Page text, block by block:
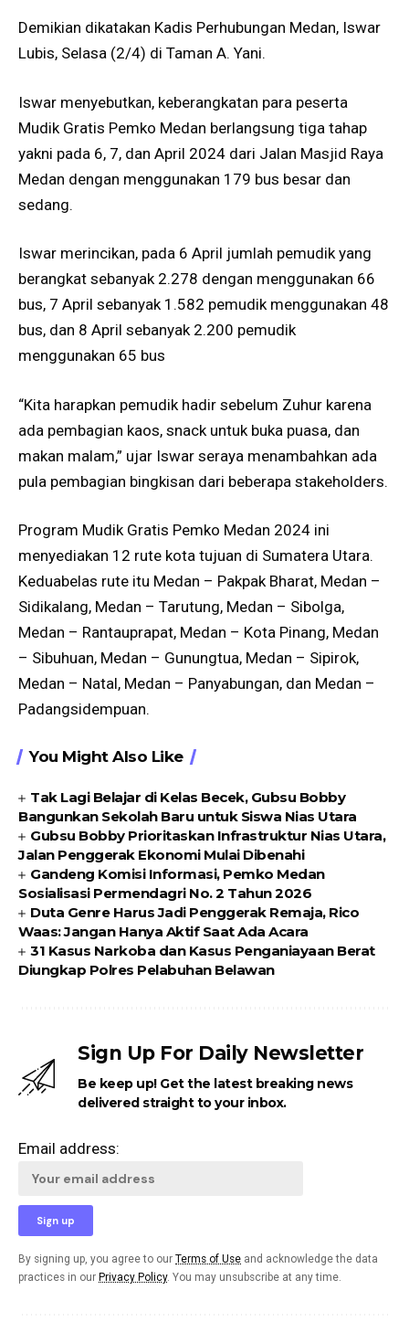
Demikian dikatakan Kadis Perhubungan Medan, Iswar
Lubis, Selasa (2/4) di Taman A. Yani.
Iswar menyebutkan, keberangkatan para peserta
Mudik Gratis Pemko Medan berlangsung tiga tahap
yakni pada 6, 7, dan April 2024 dari Jalan Masjid Raya
Medan dengan menggunakan 179 bus besar dan
sedang.
Iswar merincikan, pada 6 April jumlah pemudik yang
berangkat sebanyak 2.278 dengan menggunakan 66
bus, 7 April sebanyak 1.582 pemudik menggunakan 48
bus, dan 8 April sebanyak 2.200 pemudik
menggunakan 65 bus
“Kita harapkan pemudik hadir sebelum Zuhur karena
ada pembagian kaos, snack untuk buka puasa, dan
makan malam,” ujar Iswar seraya menambahkan ada
pula pembagian bingkisan dari beberapa stakeholders.
Program Mudik Gratis Pemko Medan 2024 ini
menyediakan 12 rute kota tujuan di Sumatera Utara.
Keduabelas rute itu Medan – Pakpak Bharat, Medan –
Sidikalang, Medan – Tarutung, Medan – Sibolga,
Medan – Rantauprapat, Medan – Kota Pinang, Medan
– Sibuhuan, Medan – Gunungtua, Medan – Sipirok,
Medan – Natal, Medan – Panyabungan, dan Medan –
Padangsidempuan.
You Might Also Like
Tak Lagi Belajar di Kelas Becek, Gubsu Bobby
Bangunkan Sekolah Baru untuk Siswa Nias Utara
Gubsu Bobby Prioritaskan Infrastruktur Nias Utara,
Jalan Penggerak Ekonomi Mulai Dibenahi
Gandeng Komisi Informasi, Pemko Medan
Sosialisasi Permendagri No. 2 Tahun 2026
Duta Genre Harus Jadi Penggerak Remaja, Rico
Waas: Jangan Hanya Aktif Saat Ada Acara
31 Kasus Narkoba dan Kasus Penganiayaan Berat
Diungkap Polres Pelabuhan Belawan
Sign Up For Daily Newsletter
Be keep up! Get the latest breaking news
delivered straight to your inbox.
Email address:
By signing up, you agree to our Terms of Use and acknowledge the data
practices in our Privacy Policy. You may unsubscribe at any time.